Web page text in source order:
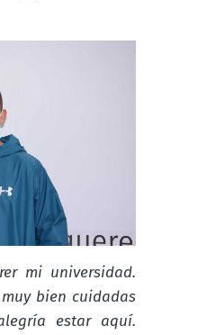
mi universidad.
bien cuidadas
estar aquí.